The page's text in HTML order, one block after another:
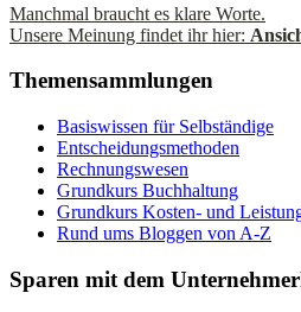
Manchmal braucht es klare Worte.
Unsere Meinung findet ihr hier:
Themensammlungen
Basiswissen für Selbständige
Entscheidungsmethoden
Rechnungswesen
Grundkurs Buchhaltung
Grundkurs Kosten- und
Rund ums Bloggen von A-Z
Sparen mit dem